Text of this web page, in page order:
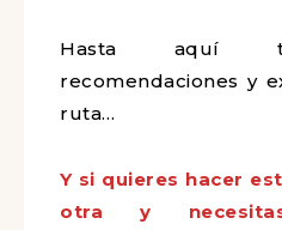
Hasta aquí
recomendaciones y
ruta…
Y si quieres hacer
otra y